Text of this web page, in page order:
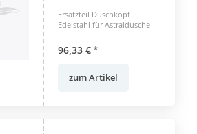
Ersatzteil Duschkopf
Edelstahl für Astraldusche
96,33 € *
zum Artikel